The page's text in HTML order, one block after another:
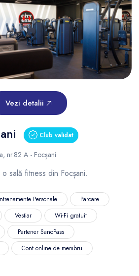
Vezi detalii
Club validat
nr.82 A - Focșani
sală fitness din Focșani.
Personale
Parcare
Vestiar
Wi-Fi gratuit
Partener SanoPass
Cont online de membru